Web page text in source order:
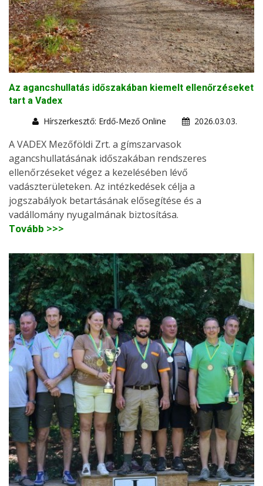
Az agancshullatás időszakában kiemelt ellenőrzéseket
tart a Vadex
Hírszerkesztő: Erdő-Mező Online
2026.03.03.
A VADEX Mezőföldi Zrt. a gímszarvasok
agancshullatásának időszakában rendszeres
ellenőrzéseket végez a kezelésében lévő
vadászterületeken. Az intézkedések célja a
jogszabályok betartásának elősegítése és a
vadállomány nyugalmának biztosítása.
Tovább >>>